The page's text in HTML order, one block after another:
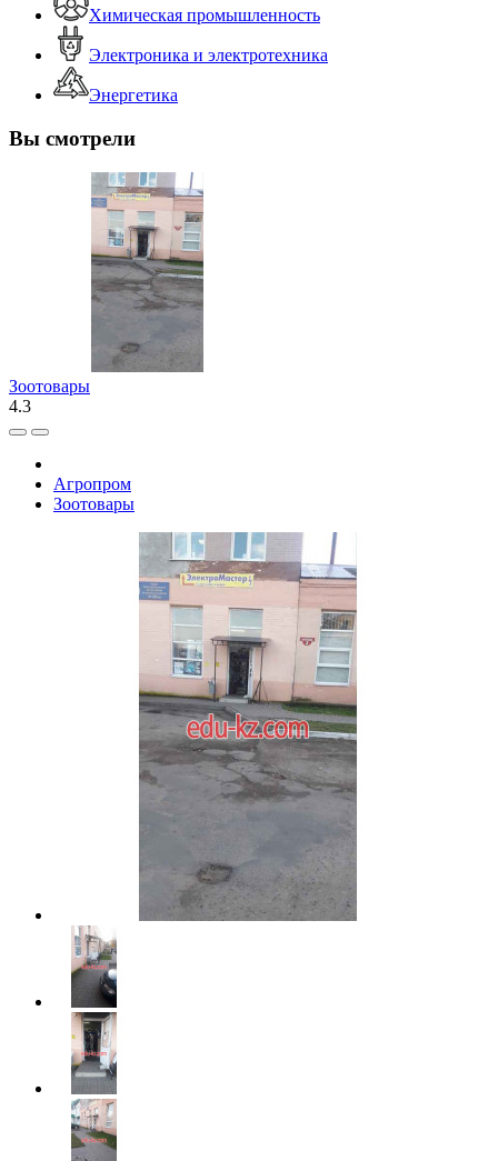
Химическая промышленность
Электроника и электротехника
Энергетика
Вы смотрели
Зоотовары
4.3
Агропром
Зоотовары